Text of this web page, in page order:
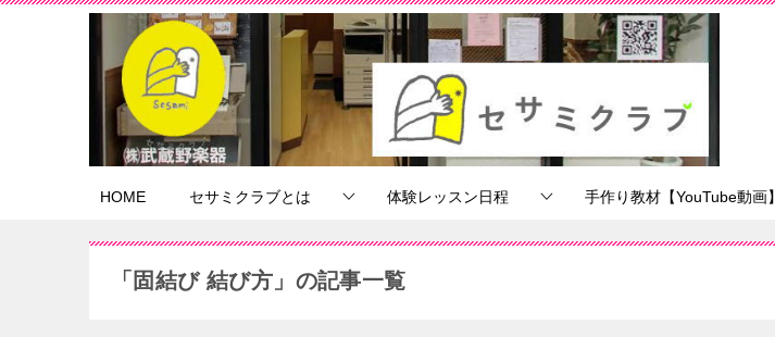
HOME セサミクラブとは 体験レッスン日程 手作り教材【YouTube動画】
「固結び 結び方」の記事一覧